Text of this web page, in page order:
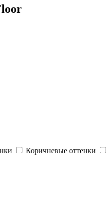
Коричневые оттенки